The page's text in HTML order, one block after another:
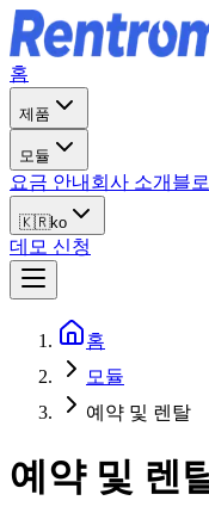
홈
제품
모듈
요금 안내 회사 소개 블
🇰🇷ko
데모 신청
홈
모듈
예약 및 렌탈
예약 및 렌